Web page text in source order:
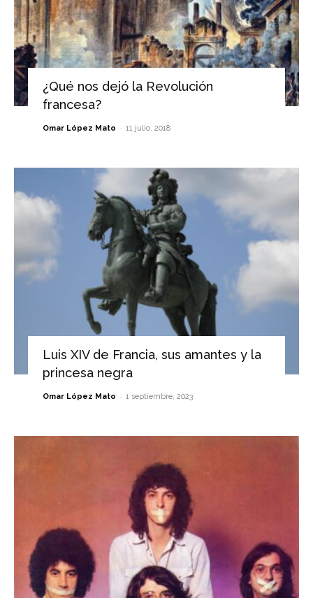
¿Qué nos dejó la Revolución
francesa?
Omar López Mato - 11 julio, 2018
Luis XIV de Francia, sus amantes y la
princesa negra
Omar López Mato - 1 septiembre, 2023